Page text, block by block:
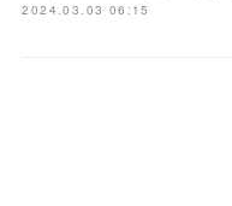
2024.03.03 06:15